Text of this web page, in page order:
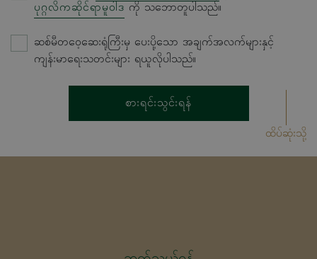
ပုဂ္ဂလိကဆိုင်ရာမူဝါဒ ကို သဘောတူပါသည်။
ဆစ်မီတဝေ့ဆေးရုံကြီးမှ ပေးပို့သော အချက်အလက်များနှင့်
ကျန်းမာရေးသတင်းများ ရယူလိုပါသည်။
စားရင်းသွင်းရန်
ထိပ်ဆုံးသို့